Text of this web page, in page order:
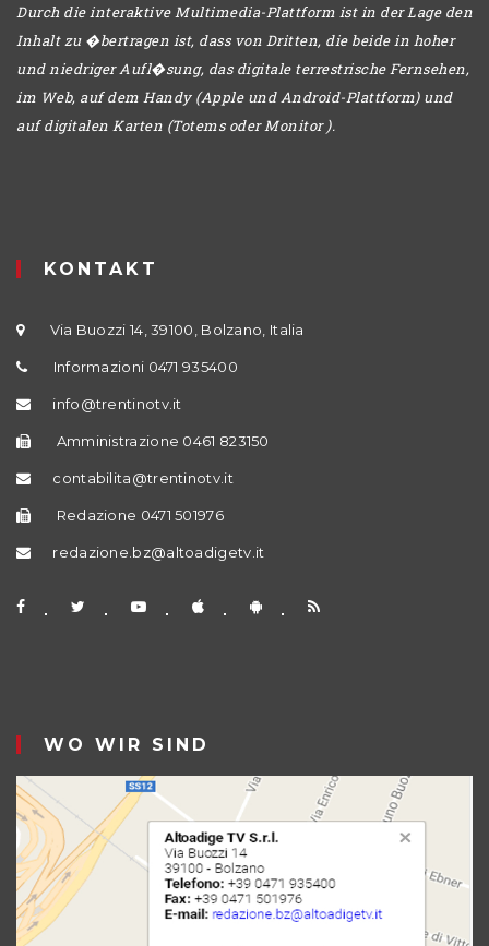
Durch die interaktive Multimedia-Plattform ist in der Lage den
Inhalt zu �bertragen ist, dass von Dritten, die beide in hoher
und niedriger Aufl�sung, das digitale terrestrische Fernsehen,
im Web, auf dem Handy (Apple und Android-Plattform) und
auf digitalen Karten (Totems oder Monitor ).
KONTAKT
Via Buozzi 14, 39100, Bolzano, Italia
Informazioni 0471 935400
info@trentinotv.it
Amministrazione 0461 823150
contabilita@trentinotv.it
Redazione 0471 501976
redazione.bz@altoadigetv.it
WO WIR SIND